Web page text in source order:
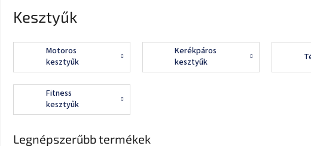
Kesztyűk
Motoros
kesztyűk
Kerékpáros
kesztyűk
Fitness
kesztyűk
Legnépszerűbb termékek